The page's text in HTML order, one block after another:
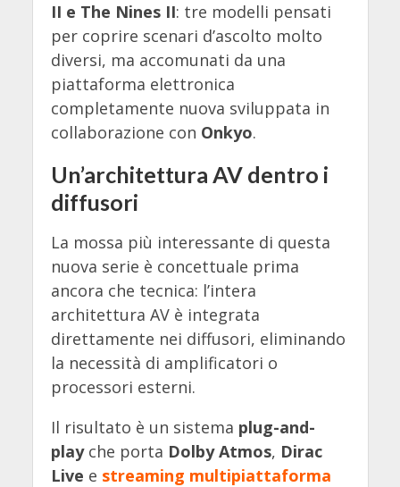
II e The Nines II: tre modelli pensati
per coprire scenari d’ascolto molto
diversi, ma accomunati da una
piattaforma elettronica
completamente nuova sviluppata in
collaborazione con Onkyo.
Un’architettura AV dentro i
diffusori
La mossa più interessante di questa
nuova serie è concettuale prima
ancora che tecnica: l’intera
architettura AV è integrata
direttamente nei diffusori, eliminando
la necessità di amplificatori o
processori esterni.
Il risultato è un sistema plug-and-
playche porta Dolby Atmos, Dirac
Live e streaming multipiattaforma